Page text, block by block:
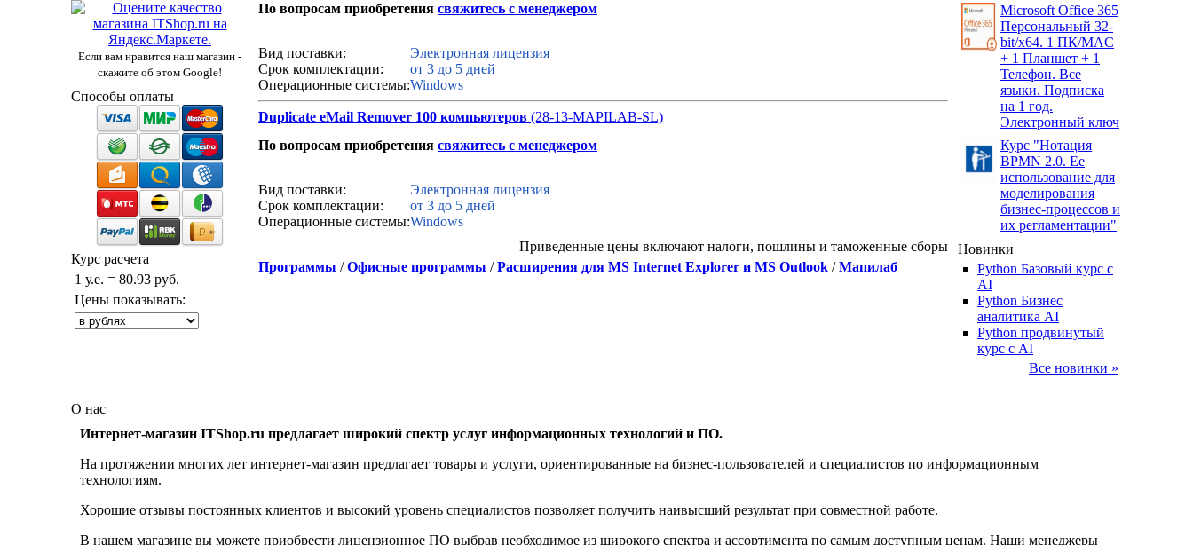
Если вам нравится наш магазин -
скажите об этом Google!
Способы оплаты
Курс расчета
1 у.е. = 80.93 руб.
Цены показывать:
По вопросам приобретения свяжитесь с менеджером
Вид поставки:
Электронная лицензия
Срок комплектации:
от 3 до 5 дней
Операционные системы:Windows
Duplicate eMail Remover 100 компьютеров (28-13-MAPILAB-SL)
По вопросам приобретения свяжитесь с менеджером
Вид поставки:
Электронная лицензия
Срок комплектации:
от 3 до 5 дней
Операционные системы:Windows
Приведенные цены включают налоги, пошлины и таможенные сборы
Программы /Офисные программы /Расширения для MS Internet Explorer и MS Outlook /Мапилаб
Microsoft Office 365
Персональный 32-
bit/x64. 1 ПК/MAC
+ 1 Планшет + 1
Телефон. Все
языки. Подписка
на 1 год.
Электронный ключ
Курс "Нотация
BPMN 2.0. Ее
использование для
моделирования
бизнес-процессов и
их регламентации"
Новинки
Python Базовый курс c
AI
Python Бизнес
аналитика AI
Python продвинутый
курс с AI
Все новинки »
О нас
Интернет-магазин ITShop.ru предлагает широкий спектр услуг информационных технологий и ПО.
На протяжении многих лет интернет-магазин предлагает товары и услуги, ориентированные на бизнес-пользователей и специалистов по информационным
технологиям.
Хорошие отзывы постоянных клиентов и высокий уровень специалистов позволяет получить наивысший результат при совместной работе.
В нашем магазине вы можете приобрести лицензионное ПО выбрав необходимое из широкого спектра и ассортимента по самым доступным ценам. Наши менеджеры